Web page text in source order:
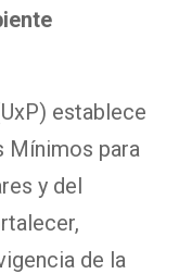
establece
Mínimos para
y del
de la